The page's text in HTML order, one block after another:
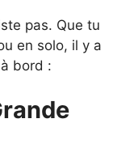
pas. Que tu
en solo, il y a
bord :